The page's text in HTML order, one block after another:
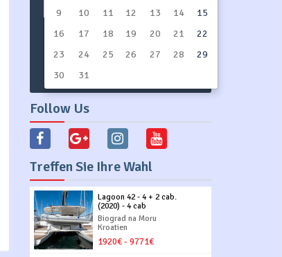
9
10 11 12 13 14
15
16
17 18 19 20 21
22
23
24 25 26 27 28
29
30
31
Zeige alles
SUCHE YACHTEN
Follow Us
Treffen Sie Ihre Wahl
Lagoon 42 - 4 + 2 cab.
(2020) - 4 cab
Biograd na Moru
Kroatien
1920€ - 9771€